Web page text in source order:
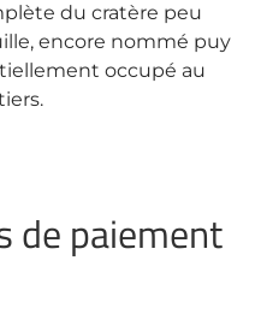
du cratère peu
encore nommé puy
occupé au
de paiement